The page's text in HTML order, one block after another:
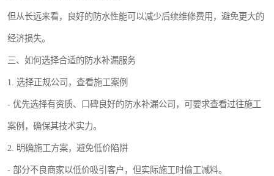
但从长远来看，良好的防水性能可以减少后续维修费用，避免更大的
经济损失。
三、如何选择合适的防水补漏服务
1. 选择正规公司，查看施工案例
- 优先选择有资质、口碑良好的防水补漏公司，可要求查看过往施工
案例，确保其技术实力。
2. 明确施工方案，避免低价陷阱
- 部分不良商家以低价吸引客户，但实际施工时偷工减料。